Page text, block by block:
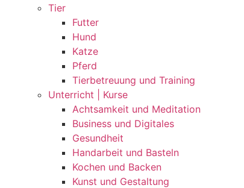
Tier
Futter
Hund
Katze
Pferd
Tierbetreuung und Training
Unterricht | Kurse
Achtsamkeit und Meditation
Business und Digitales
Gesundheit
Handarbeit und Basteln
Kochen und Backen
Kunst und Gestaltung